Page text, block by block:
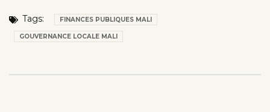
Tags: FINANCES PUBLIQUES MALI
GOUVERNANCE LOCALE MALI